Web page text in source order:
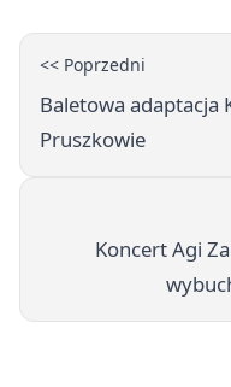
<< Poprzedni
Baletowa adaptacja
Pruszkowie
Koncert Agi